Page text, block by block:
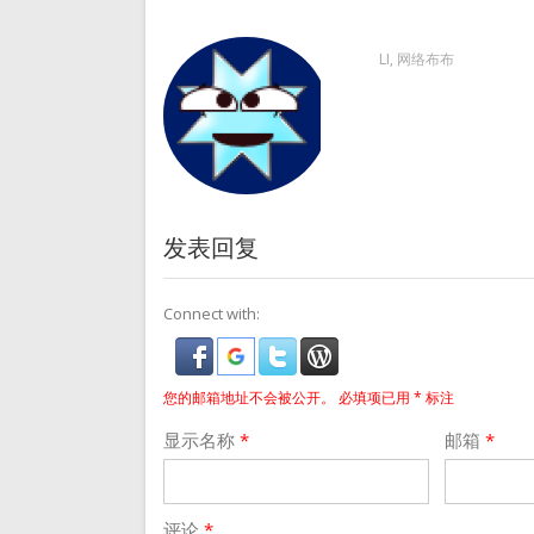
LI, 网络布布
发表回复
Connect with:
您的邮箱地址不会被公开。 必填项已用 * 标注
显示名称 * 邮箱 *
评论 *